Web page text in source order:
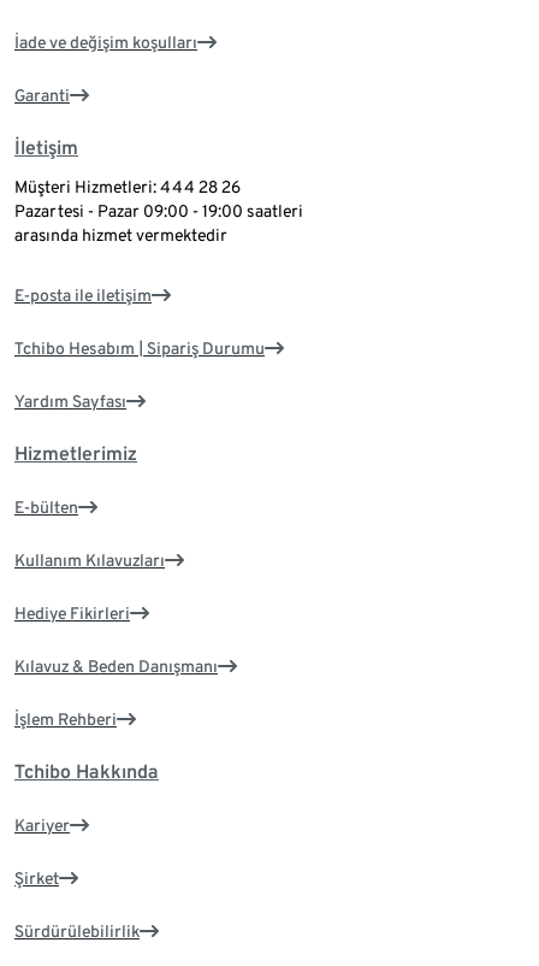
İade ve değişim koşulları
Garanti
İletişim
Müşteri Hizmetleri: 444 28 26
Pazartesi - Pazar 09:00 - 19:00 saatleri
arasında hizmet vermektedir
E-posta ile iletişim
Tchibo Hesabım | Sipariş Durumu
Yardım Sayfası
Hizmetlerimiz
E-bülten
Kullanım Kılavuzları
Hediye Fikirleri
Kılavuz & Beden Danışmanı
İşlem Rehberi
Tchibo Hakkında
Kariyer
Şirket
Sürdürülebilirlik